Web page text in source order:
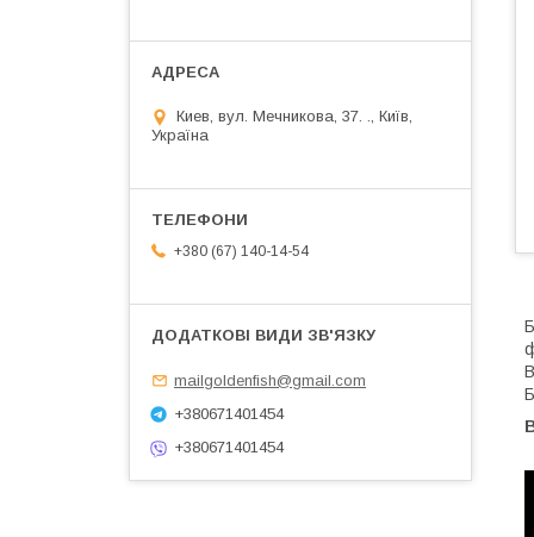
Киев, вул. Мечникова, 37. ., Київ,
Україна
+380 (67) 140-14-54
mailgoldenfish@gmail.com
+380671401454
+380671401454